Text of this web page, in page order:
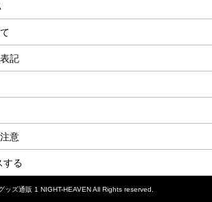
記
意
する
ッズ通販 1 NIGHT-HEAVENAll Rights reserved.